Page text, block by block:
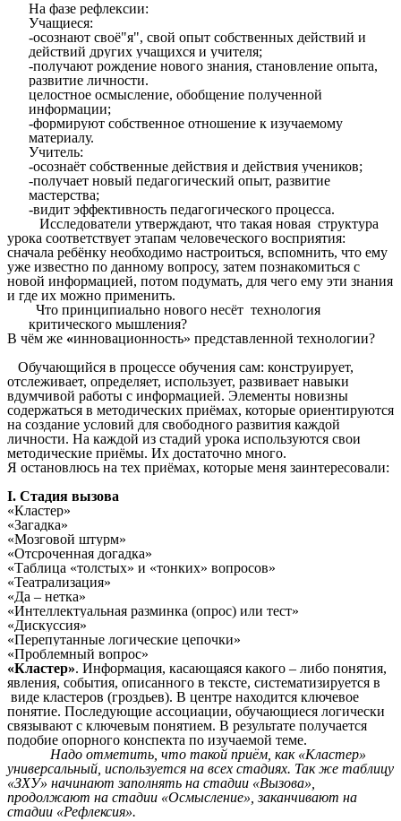
На фазе рефлексии:
Учащиеся:
-осознают своё"я", свой опыт собственных действий и
действий других учащихся и учителя;
-получают рождение нового знания, становление опыта,
развитие личности.
целостное осмысление, обобщение полученной
информации;
-формируют собственное отношение к изучаемому
материалу.
Учитель:
-осознаёт собственные действия и действия учеников;
-получает новый педагогический опыт, развитие
мастерства;
-видит эффективность педагогического процесса.
Исследователи утверждают, что такая новая структура
урока соответствует этапам человеческого восприятия:
сначала ребёнку необходимо настроиться, вспомнить, что ему
уже известно по данному вопросу, затем познакомиться с
новой информацией, потом подумать, для чего ему эти знания
и где их можно применить.
Что принципиально нового несёт технология
критического мышления?
В чём же «инновационность» представленной технологии?
Обучающийся в процессе обучения сам: конструирует,
отслеживает, определяет, использует, развивает навыки
вдумчивой работы с информацией. Элементы новизны
содержаться в методических приёмах, которые ориентируются
на создание условий для свободного развития каждой
личности. На каждой из стадий урока используются свои
методические приёмы. Их достаточно много.
Я остановлюсь на тех приёмах, которые меня заинтересовали:
I. Стадия вызова
«Кластер»
«Загадка»
«Мозговой штурм»
«Отсроченная догадка»
«Таблица «толстых» и «тонких» вопросов»
«Театрализация»
«Да – нетка»
«Интеллектуальная разминка (опрос) или тест»
«Дискуссия»
«Перепутанные логические цепочки»
«Проблемный вопрос»
«Кластер». Информация, касающаяся какого – либо понятия,
явления, события, описанного в тексте, систематизируется в
виде кластеров (гроздьев). В центре находится ключевое
понятие. Последующие ассоциации, обучающиеся логически
связывают с ключевым понятием. В результате получается
подобие опорного конспекта по изучаемой теме.
Надо отметить, что такой приём, как «Кластер»
универсальный, используется на всех стадиях. Так же таблицу
«ЗХУ» начинают заполнять на стадии «Вызова»,
продолжают на стадии «Осмысление», заканчивают на
стадии «Рефлексия».